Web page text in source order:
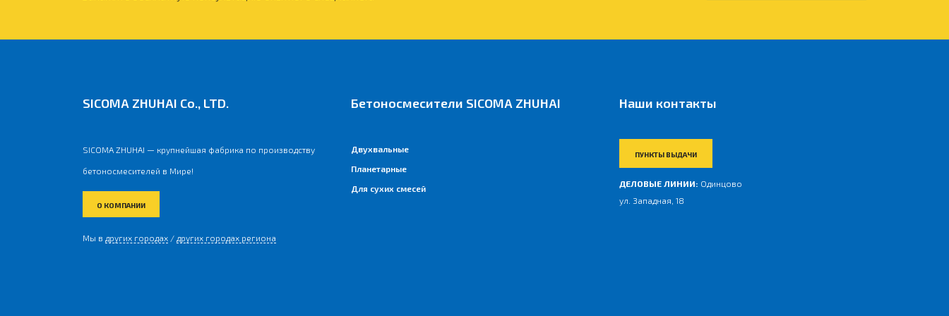
SICOMA ZHUHAI Co., LTD.
SICOMA ZHUHAI — крупнейшая фабрика по производству
бетоносмесителей в Мире!
О КОМПАНИИ
Мы в других городах / других городах региона
Бетоносмесители SICOMA ZHUHAI
Двухвальные
Планетарные
Для сухих смесей
Наши контакты
ПУНКТЫ ВЫДАЧИ
ДЕЛОВЫЕ ЛИНИИ: Одинцово
ул. Западная, 18